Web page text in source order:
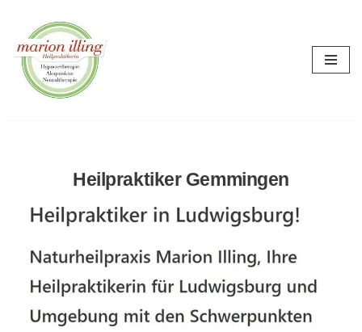
Zum
Inhalt
springen
Heilpraktiker Gemmingen